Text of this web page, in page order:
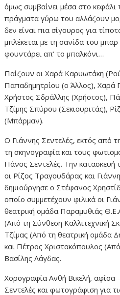
όμως συμβαίνει μέσα στο κεφάλι
πράγματα γύρω του αλλάζουν
δεν είναι πια σίγουρος για
μπλέκεται με τη σανίδα του
φουντάρει απ’ το μπαλκόνι…
Παίζουν οι Χαρά Καρυωτάκη
Παπαδημητρίου (o Άλλος), Χαρά
Χρήστος Σδράλλης (Χρήστος),
Τζίμης Σπύρου (Σεκιουριτάς),
(Μπάρμαν).
Ο Γιάννης Σεντελές, εκτός από
τη σκηνογραφία και τους
Πάνος Σεντελές. Την κατασκευή
οι Ρίζος Τραγουδάρας και
δημιούργησε ο Στέφανος
οποίο συμμετέχουν φιλικά οι
θεατρική ομάδα Παραμυθιάς
(Από τη Σύνθεση Καλλιτεχνική
Τζίμας (Από τη θεατρική ομάδα
και Πέτρος Χριστακόπουλος
Βασίλης Λάγδας.
Χορογραφία Ανθή Βικελή,
Σεντελές και φωτογράφιση για